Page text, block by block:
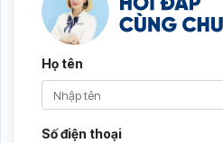
Họ tên
Số điện thoại